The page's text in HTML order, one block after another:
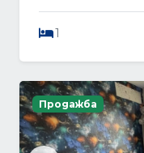
1
Продажба